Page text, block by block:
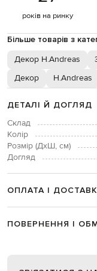
років на ринку
Більше товарів з
Декор H.Andreas
Декор
H.Andreas
ДЕТАЛІ Й ДОГЛЯД
Склад
Колір
Розмір (ДхШ, см)
Догляд
ОПЛАТА І
ПОВЕРНЕННЯ І